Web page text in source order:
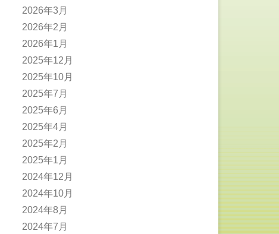
2026年3月
2026年2月
2026年1月
2025年12月
2025年10月
2025年7月
2025年6月
2025年4月
2025年2月
2025年1月
2024年12月
2024年10月
2024年8月
2024年7月